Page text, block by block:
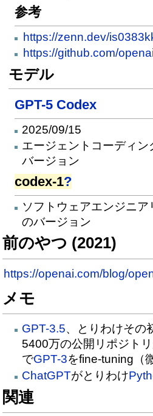
参考
https://zenn.dev/
https://github.com/
モデル
GPT-5 Codex
2025/09/15
エージェントコーディ
バージョン
codex-1?
ソフトウェアエンジニ
のバージョン
前のやつ (2021)
https://openai.com/blog/
メモ
GPT-3.5、とりわけその
5400万の公開リポジト
でGPT-3をfine-tuning（
ChatGPTがとりわけ
関連